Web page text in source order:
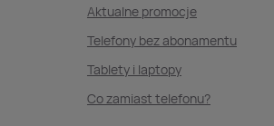
Aktualne promocje
Telefony bez abonamentu
Tablety i laptopy
Co zamiast telefonu?